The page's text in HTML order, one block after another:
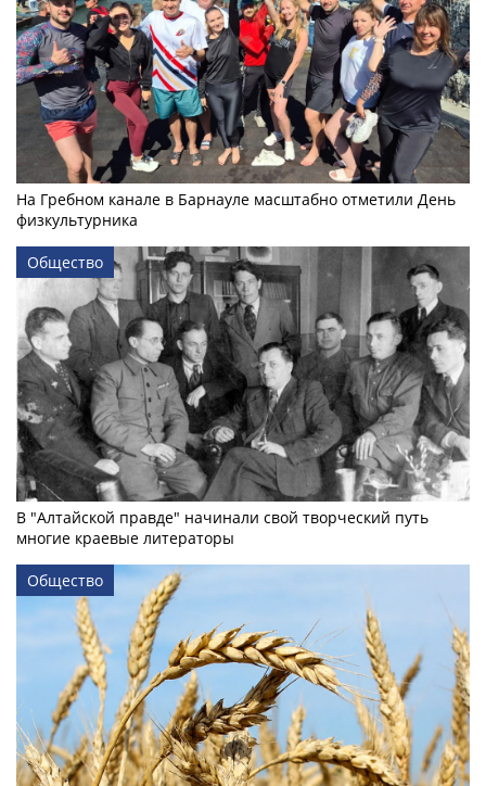
На Гребном канале в Барнауле масштабно отметили День
физкультурника
Общество
В "Алтайской правде" начинали свой творческий путь
многие краевые литераторы
Общество